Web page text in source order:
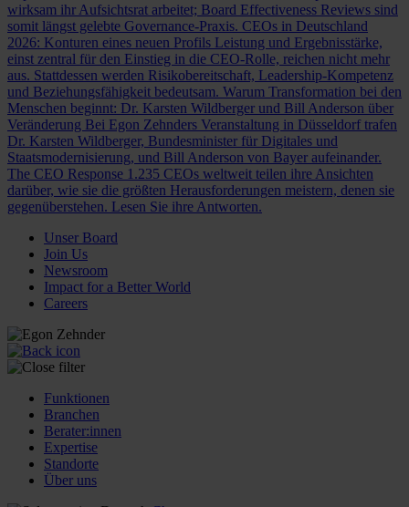
wirksam ihr Aufsichtsrat arbeitet; Board Effectiveness Reviews sind
somit längst gelebte Governance-Praxis. CEOs in Deutschland
2026: Konturen eines neuen Profils Leistung und Ergebnisstärke,
einst zentral für den Einstieg in die CEO-Rolle, reichen nicht mehr
aus. Stattdessen werden Risikobereitschaft, Leadership-Kompetenz
und Beziehungsfähigkeit bedeutsam. Warum Transformation bei den
Menschen beginnt: Dr. Karsten Wildberger und Bill Anderson über
Veränderung Bei Egon Zehnders Veranstaltung in Düsseldorf trafen
Dr. Karsten Wildberger, Bundesminister für Digitales und
Staatsmodernisierung, und Bill Anderson von Bayer aufeinander.
The CEO Response 1.235 CEOs weltweit teilen ihre Ansichten
darüber, wie sie die größten Herausforderungen meistern, denen sie
gegenüberstehen. Lesen Sie ihre Antworten.
Unser Board
Join Us
Newsroom
Impact for a Better World
Careers
Funktionen
Branchen
Berater:innen
Expertise
Standorte
Über uns